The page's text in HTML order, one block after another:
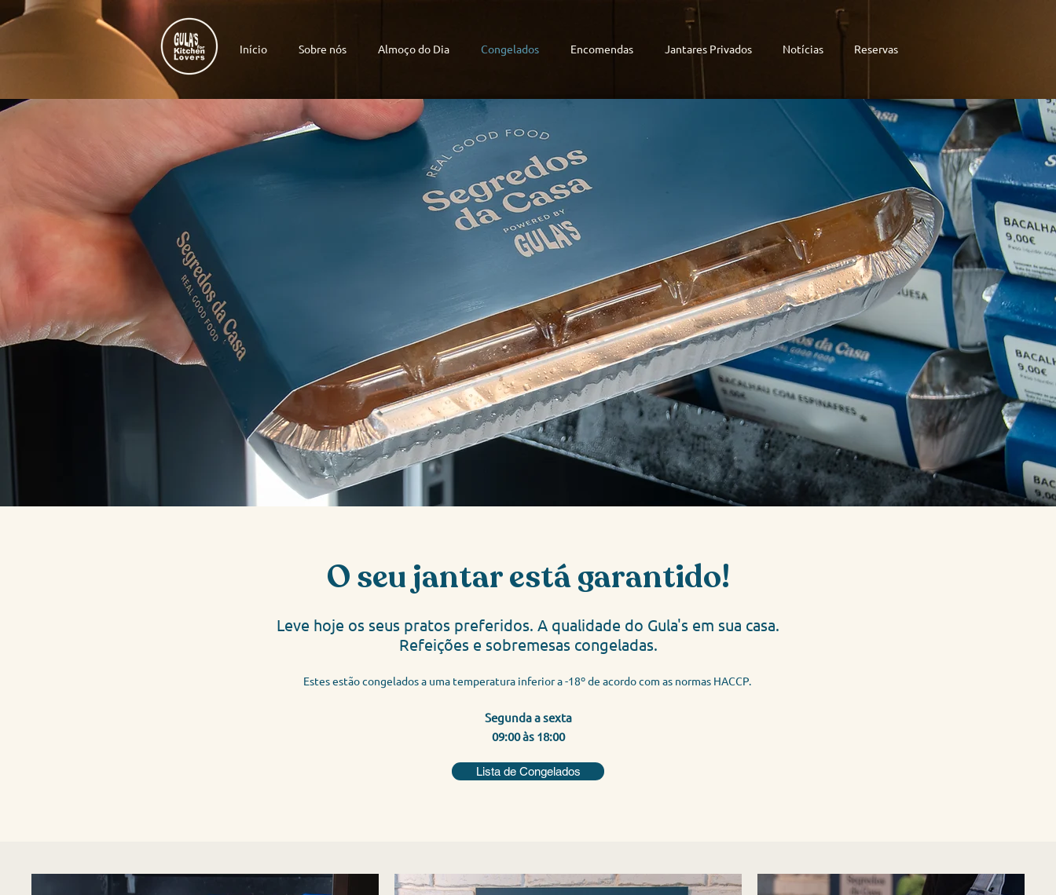
Início Sobre nós Almoço do Dia Congelados Encomendas Jantares Privados Notícias Reservas
O seu jantar está garantido!
Leve hoje os seus pratos preferidos. A qualidade do Gula's em sua casa.
Refeições e sobremesas congeladas.
Estes estão congelados a uma temperatura inferior a -18º de acordo com as normas HACCP.
Segunda a sexta
09:00 às 18:00
Lista de Congelados